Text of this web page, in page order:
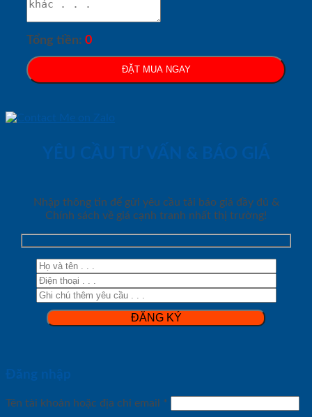
Tổng tiền: 0
ĐẶT MUA NGAY
YÊU CẦU TƯ VẤN & BÁO GIÁ
Nhập thông tin để gửi yêu cầu tải báo giá đầy đủ &
Chính sách về giá cạnh tranh nhất thị trường!
Đăng nhập
Tên tài khoản hoặc địa chỉ email *